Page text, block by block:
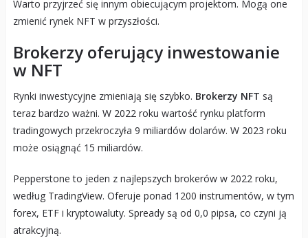
Warto przyjrzeć się innym obiecującym projektom. Mogą one
zmienić rynek NFT w przyszłości.
Brokerzy oferujący inwestowanie
w NFT
Rynki inwestycyjne zmieniają się szybko. Brokerzy NFT są
teraz bardzo ważni. W 2022 roku wartość rynku platform
tradingowych przekroczyła 9 miliardów dolarów. W 2023 roku
może osiągnąć 15 miliardów.
Pepperstone to jeden z najlepszych brokerów w 2022 roku,
według TradingView. Oferuje ponad 1200 instrumentów, w tym
forex, ETF i kryptowaluty. Spready są od 0,0 pipsa, co czyni ją
atrakcyjną.